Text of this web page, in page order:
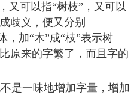
又可以指“树枝”，又可以
歧义，便又分别
，加“木”成“枝”表示树
原来的字繁了，而且字的
是一味地增加字量，增加